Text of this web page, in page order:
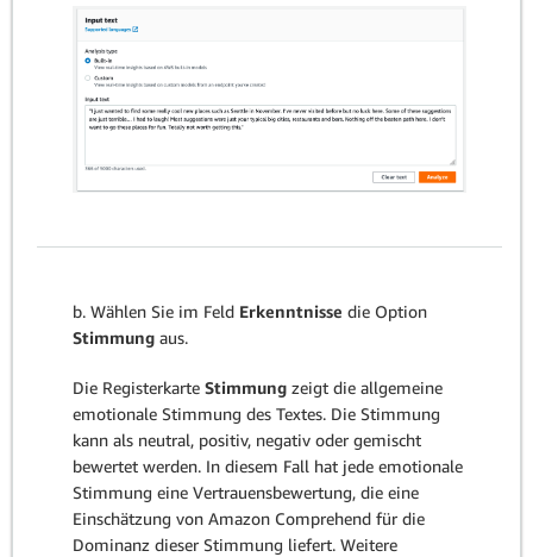
b. Wählen Sie im Feld Erkenntnisse die Option
Stimmung aus.
Die Registerkarte Stimmung zeigt die allgemeine
emotionale Stimmung des Textes. Die Stimmung
kann als neutral, positiv, negativ oder gemischt
bewertet werden. In diesem Fall hat jede emotionale
Stimmung eine Vertrauensbewertung, die eine
Einschätzung von Amazon Comprehend für die
Dominanz dieser Stimmung liefert. Weitere